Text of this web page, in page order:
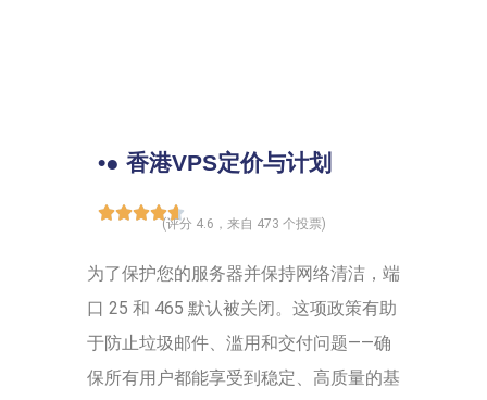
•● 香港VPS定价与计划
(评分 4.6，来自 473 个投票)
为了保护您的服务器并保持网络清洁，端
口 25 和 465 默认被关闭。这项政策有助
于防止垃圾邮件、滥用和交付问题——确
保所有用户都能享受到稳定、高质量的基